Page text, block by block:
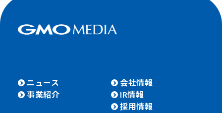
ニュース
事業紹介
会社情報
IR情報
採用情報